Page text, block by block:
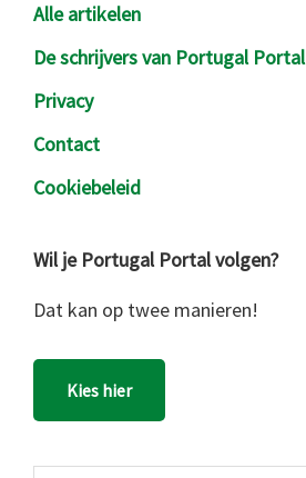
Alle artikelen
De schrijvers van Portugal Portal
Privacy
Contact
Cookiebeleid
Wil je Portugal Portal volgen?
Dat kan op twee manieren!
Kies hier